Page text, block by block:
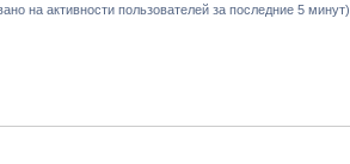
на активности пользователей за последние 5 минут)